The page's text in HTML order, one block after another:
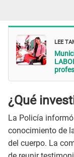
LEE
¿Qué
La Policía
conocimiento de
del cuerpo. La